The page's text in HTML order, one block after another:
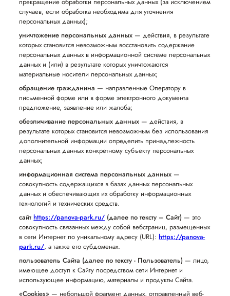
случаев, если обработка необходима для уточнения
персональных данных);
уничтожение персональных данных — действия, в результате
которых становится невозможным восстановить содержание
персональных данных в информационной системе персональных
данных и (или) в результате которых уничтожаются
материальные носители персональных данных;
обращение гражданина — направленные Оператору в
письменной форме или в форме электронного документа
предложение, заявление или жалоба;
обезличивание персональных данных — действия, в
результате которых становится невозможным без использования
дополнительной информации определить принадлежность
персональных данных конкретному субъекту персональных
данных;
информационная система персональных данных —
совокупность содержащихся в базах данных персональных
данных и обеспечивающих их обработку информационных
технологий и технических средств.
сайтhttps://panova-park.ru/ (далее по тексту – Сайт) — это
совокупность связанных между собой вебстраниц, размещенных
в сети Интернет по уникальному адресу (URL):https://panova-
park.ru/, а также его субдоменах.
пользователь Сайта (далее по тексту - Пользователь) — лицо,
имеющее доступ к Сайту посредством сети Интернет и
использующее информацию, материалы и продукты Сайта.
«Cookies» — небольшой фрагмент данных, отправленный веб-